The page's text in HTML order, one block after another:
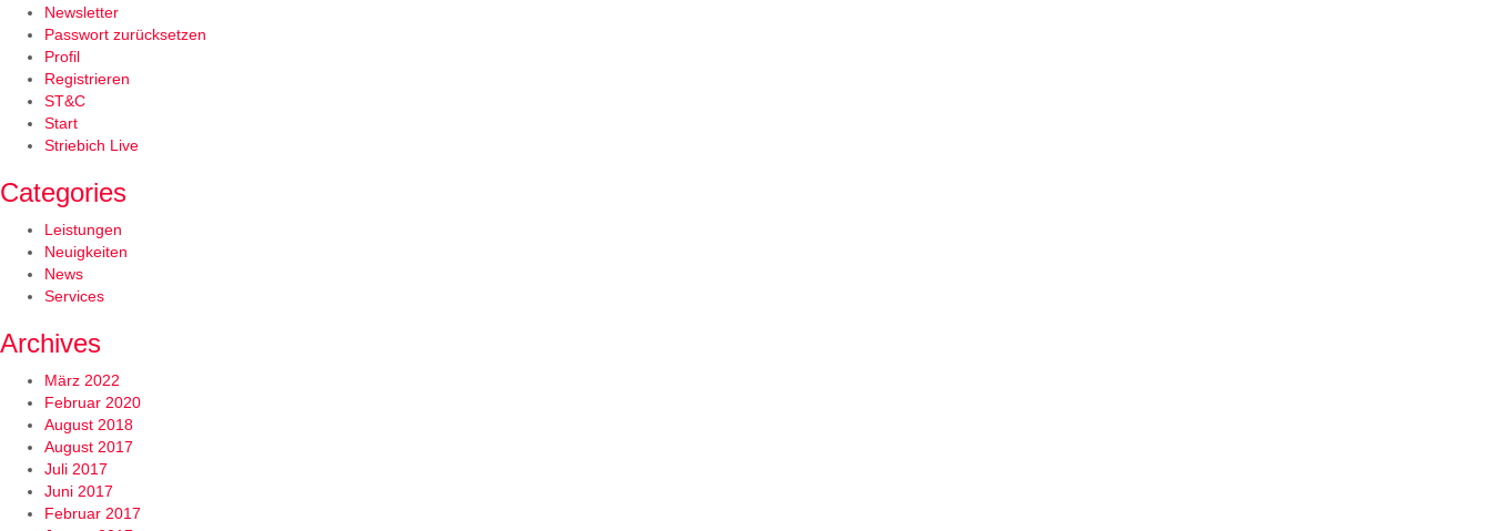
Newsletter
Passwort zurücksetzen
Profil
Registrieren
ST&C
Start
Striebich Live
Categories
Leistungen
Neuigkeiten
News
Services
Archives
März 2022
Februar 2020
August 2018
August 2017
Juli 2017
Juni 2017
Februar 2017